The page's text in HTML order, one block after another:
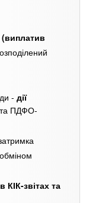
- дії
та ПДФО-
КІК-звітах та